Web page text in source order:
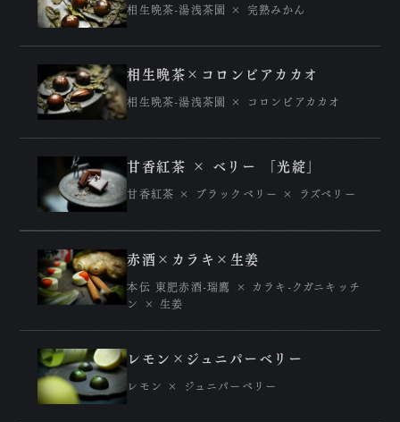
相生晩茶-湯浅茶園 × 完熟みかん
相生晩茶×コロンビアカカオ
相生晩茶-湯浅茶園 × コロンビアカカオ
甘香紅茶 × ベリー 「光綻」
甘香紅茶 × ブラックベリー × ラズベリー
赤酒×カラキ×生姜
本伝 東肥赤酒-瑞鷹 × カラキ-クガニキッチ
ン × 生姜
レモン×ジュニパーベリー
レモン × ジュニパーベリー